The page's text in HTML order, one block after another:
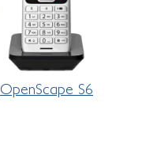
OpenScape S6